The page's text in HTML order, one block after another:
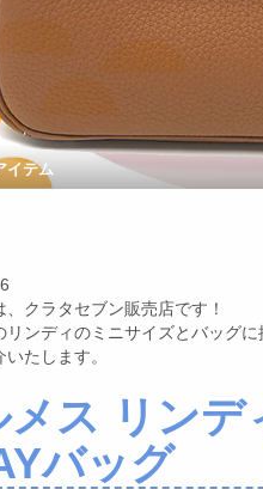
イテム
、クラタセブン販売店です！
リンディのミニサイズとバッグ
たします。
メス リンデ
バッグ